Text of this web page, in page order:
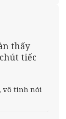
thấy
tiếc
vô tình nói